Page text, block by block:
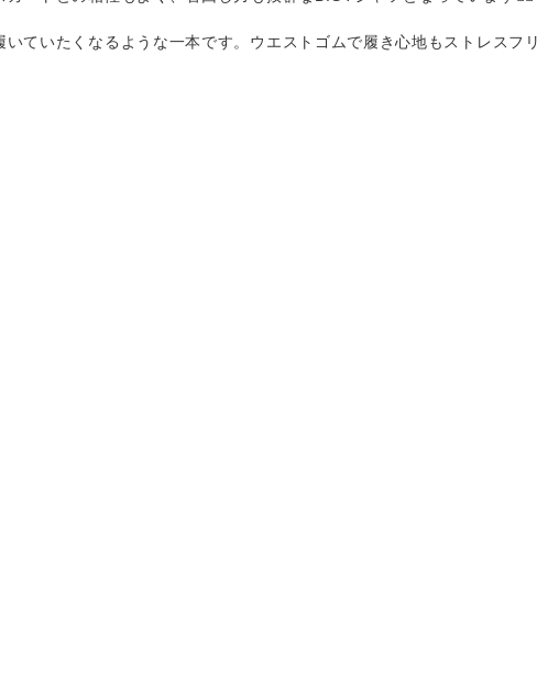
ていたくなるような一本です。ウエストゴムで履き心地もストレスフリ